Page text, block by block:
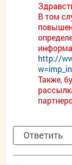
В том
http://
Также,
Ответить